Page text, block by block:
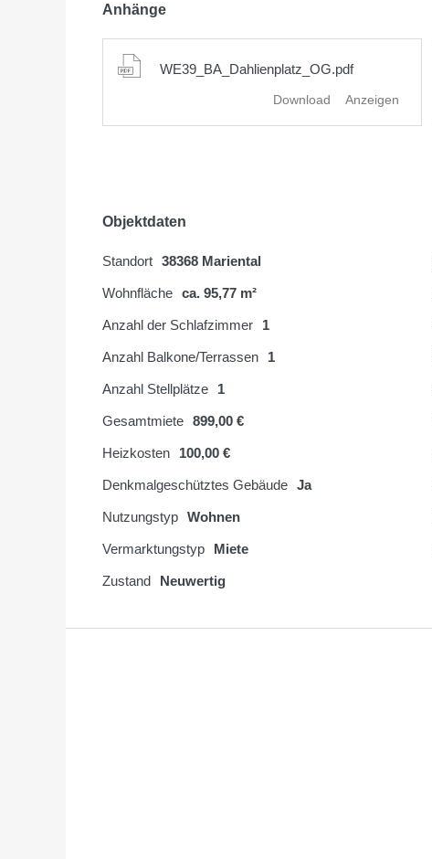
Anhänge
WE39_BA_Dahlienplatz_OG.pdf
Download Anzeigen
Objektdaten
Standort 38368 Mariental
Wohnfläche ca. 95,77 m²
Anzahl der Schlafzimmer 1
Anzahl Balkone/Terrassen 1
Anzahl Stellplätze 1
Gesamtmiete 899,00 €
Heizkosten 100,00 €
Denkmalgeschütztes Gebäude Ja
Nutzungstyp Wohnen
Vermarktungstyp Miete
Zustand Neuwertig